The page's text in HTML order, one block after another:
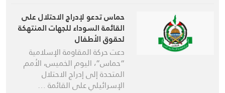
حماس تدعو لإدراج الاحتلال على
القائمة السوداء للجهات المنتهكة
لحقوق الأطفال
دعت حركة المقاومة الإسلامية
“حماس”، اليوم الخميس، الأمم
المتحدة إلى إدراج الاحتلال
الإسرائيلي على القائمة …